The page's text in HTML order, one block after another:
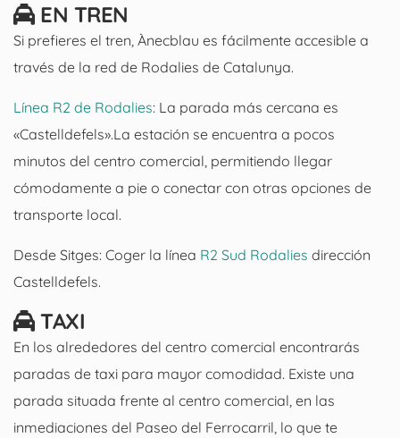
EN TREN
Si prefieres el tren, Ànecblau es fácilmente accesible a
través de la red de Rodalies de Catalunya.
Línea R2 de Rodalies: La parada más cercana es
«Castelldefels».La estación se encuentra a pocos
minutos del centro comercial, permitiendo llegar
cómodamente a pie o conectar con otras opciones de
transporte local.
Desde Sitges: Coger la línea R2 Sud Rodalies dirección
Castelldefels.
TAXI
En los alrededores del centro comercial encontrarás
paradas de taxi para mayor comodidad. Existe una
parada situada frente al centro comercial, en las
inmediaciones del Paseo del Ferrocarril, lo que te